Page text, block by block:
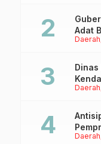
Daerah
Adat
Daerah
Daerah